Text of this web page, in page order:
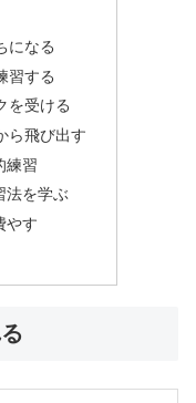
になる
習する
を受ける
ら飛び出す
練習
法を学ぶ
やす